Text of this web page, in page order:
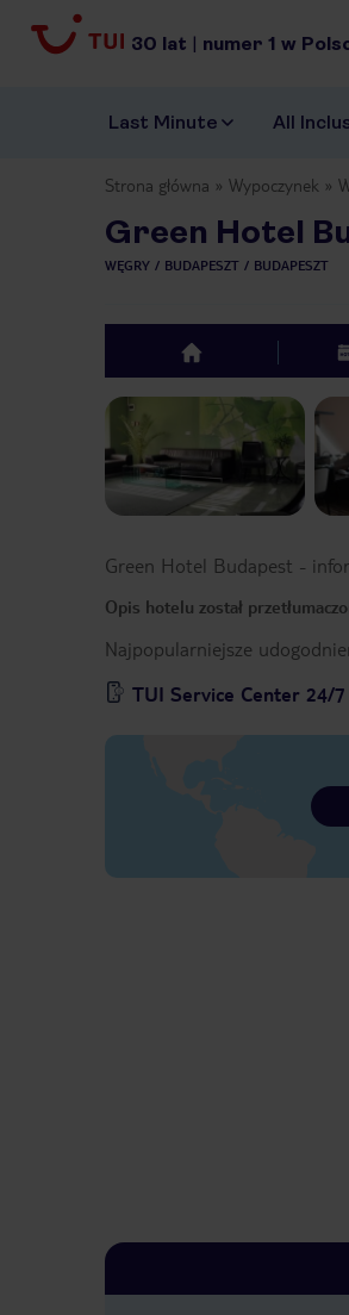
30 lat | numer 1 w
Last Minute All
Strona główna Wypoczynek
Green Hotel
WĘGRY BUDAPESZT BUDAPESZT
top
Green Hotel Budapest -
Opis hotelu został
Najpopularniejsze
TUI Service Center 24/